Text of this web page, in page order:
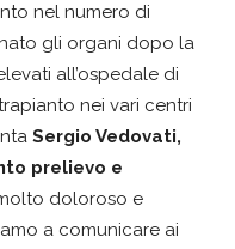
nel numero di
gli organi dopo la
all’ospedale di
nei vari centri
Sergio Vedovati,
prelievo e
doloroso e
a comunicare ai